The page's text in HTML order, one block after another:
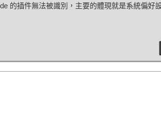
的插件無法被識別，主要的體現就是系統偏好